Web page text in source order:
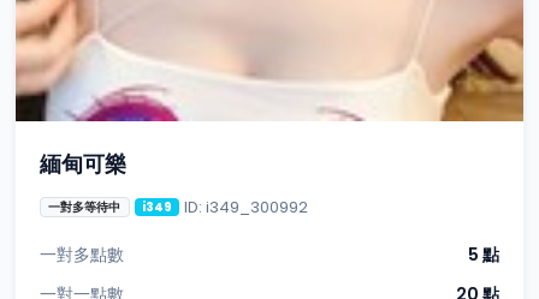
緬甸可樂
一對多等待中 i349 ID: i349_300992
一對多點數
5 點
一對一點數
20 點